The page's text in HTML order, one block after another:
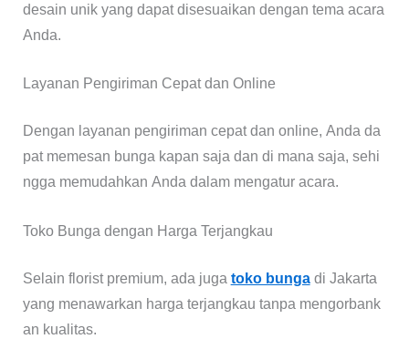
desain unik yang dapat disesuaikan dengan tema acara
Anda.
Layanan Pengiriman Cepat dan Online
Dengan layanan pengiriman cepat dan online, Anda da
pat memesan bunga kapan saja dan di mana saja, sehi
ngga memudahkan Anda dalam mengatur acara.
Toko Bunga dengan Harga Terjangkau
Selain florist premium, ada juga toko bungadi Jakarta
yang menawarkan harga terjangkau tanpa mengorbank
an kualitas.